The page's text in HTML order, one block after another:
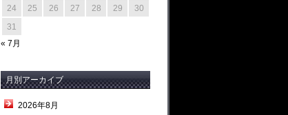
24
25 26 27 28 29
30
31
« 7月
月別アーカイブ
2026年8月